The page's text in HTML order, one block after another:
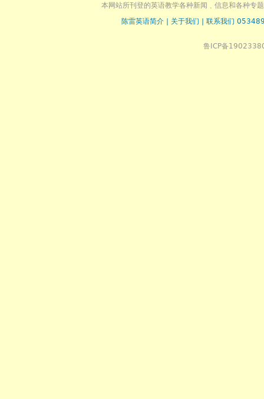
本网站所刊登的英语教学各种新闻﹑信息和各种专
陈雷英语简介
关于我们 联系我们
鲁ICP备